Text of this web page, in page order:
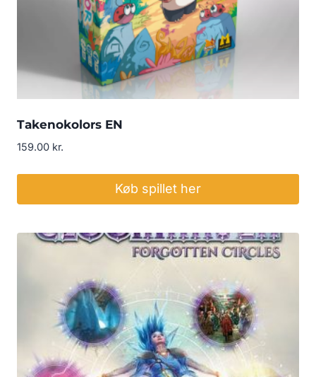
Takenokolors EN
159.00 kr.
Køb spillet her